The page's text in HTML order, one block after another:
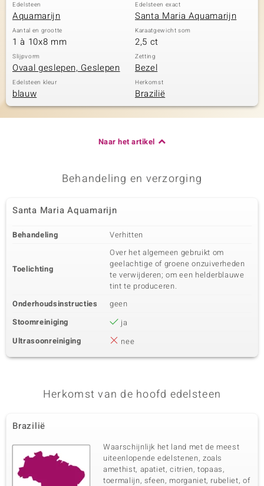
Edelsteen
Aquamarijn
Edelsteen exact
Santa Maria Aquamarijn
Aantal en grootte
1 à 10x8 mm
Karaatgewicht som
2,5 ct
Slijpvorm
Ovaal geslepen, Geslepen
Zetting
Bezel
Edelsteen kleur
blauw
Herkomst
Brazilië
Naar het artikel
Behandeling en verzorging
Santa Maria Aquamarijn
Behandeling Verhitten
Toelichting
Over het algemeen gebruikt om
geelachtige of groene onzuiverheden
te verwijderen; om een helderblauwe
tint te produceren.
Onderhoudsinstructies
geen
Stoomreiniging
ja
Ultrasoonreiniging
nee
Herkomst van de hoofd edelsteen
Brazilië
Waarschijnlijk het land met de meest
uiteenlopende edelstenen, zoals
amethist, apatiet, citrien, topaas,
toermalijn, sfeen, morganiet, rubeliet, of